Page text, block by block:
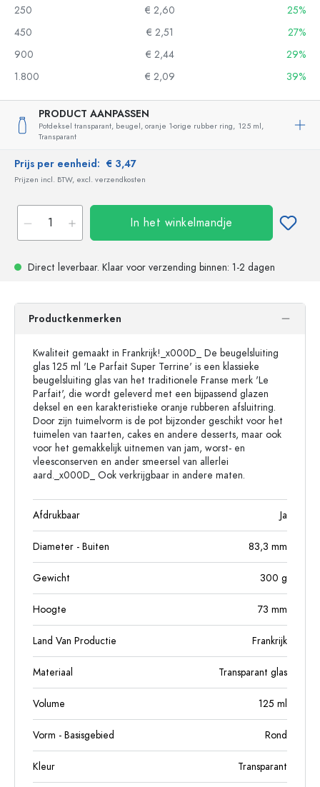
250
€ 2,60
25%
450
€ 2,51
27%
900
€ 2,44
29%
1.800
€ 2,09 39%
PRODUCT AANPASSEN
Potdeksel transparant, beugel, oranje 1-orige rubber ring, 125 ml,
Transparant
Prijs per eenheid: € 3,47
Prijzen incl. BTW, excl. verzendkosten
In het winkelmandje
Direct leverbaar. Klaar voor verzending binnen: 1-2 dagen
Productkenmerken
Kwaliteit gemaakt in Frankrijk!_x000D_ De beugelsluiting
glas 125 ml 'Le Parfait Super Terrine' is een klassieke
beugelsluiting glas van het traditionele Franse merk 'Le
Parfait', die wordt geleverd met een bijpassend glazen
deksel en een karakteristieke oranje rubberen afsluitring.
Door zijn tuimelvorm is de pot bijzonder geschikt voor het
tuimelen van taarten, cakes en andere desserts, maar ook
voor het gemakkelijk uitnemen van jam, worst- en
vleesconserven en ander smeersel van allerlei
aard._x000D_ Ook verkrijgbaar in andere maten.
Afdrukbaar Ja
Diameter - Buiten 83,3 mm
Gewicht 300 g
Hoogte 73 mm
Land Van Productie Frankrijk
Materiaal Transparant glas
Volume 125 ml
Vorm - Basisgebied Rond
Kleur Transparant